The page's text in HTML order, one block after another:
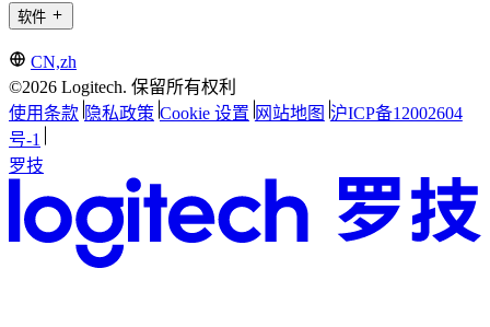
软件
CN,zh
©2026 Logitech. 保留所有权利
使用条款 隐私政策 Cookie 设置 网站地图 沪ICP备12002604
号-1
罗技